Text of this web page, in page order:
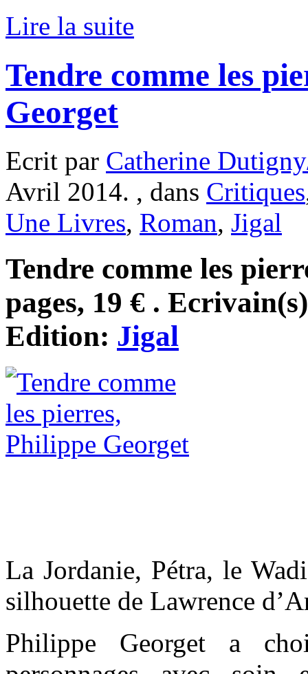
Lire la suite
Tendre comme les
Georget
Ecrit par Catherine
Avril 2014. , dans Critiques
Une Livres, Roman, Jigal
Tendre comme les
pages, 19 € .
Edition: Jigal
La Jordanie, Pétra, le
silhouette de Lawrence
Philippe Georget a